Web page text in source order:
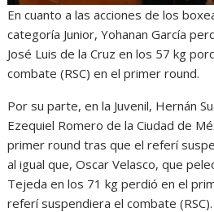
En cuanto a las acciones de los
categoría Junior, Yohanan García
José Luis de la Cruz en los 57 kg
combate (RSC) en el primer round.
Por su parte, en la Juvenil, Hernán
Ezequiel Romero de la Ciudad de
primer round tras que el referí
al igual que, Oscar Velasco, que
Tejeda en los 71 kg perdió en el
referí suspendiera el combate (RSC).